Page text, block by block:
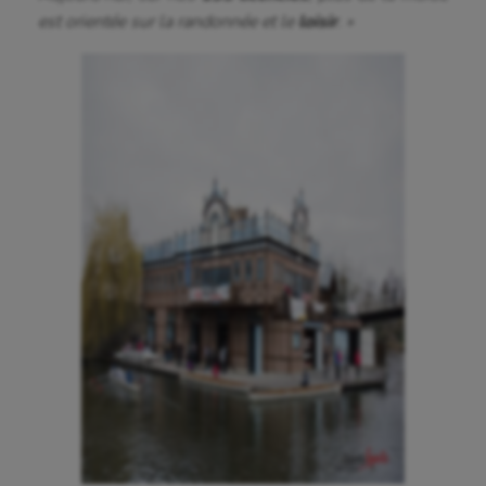
Auto
Billard
Boules lyonnaises
Cerf Volant
est orientée sur la randonnée et le loisir. »